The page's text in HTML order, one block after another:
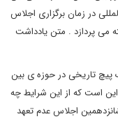
در زمان برگزاری اجلاس
می پردازد . متن یادداشت
پیچ تاریخی در حوزه ی بین
است که از این شرایط چه
اجلاس عدم تعهد